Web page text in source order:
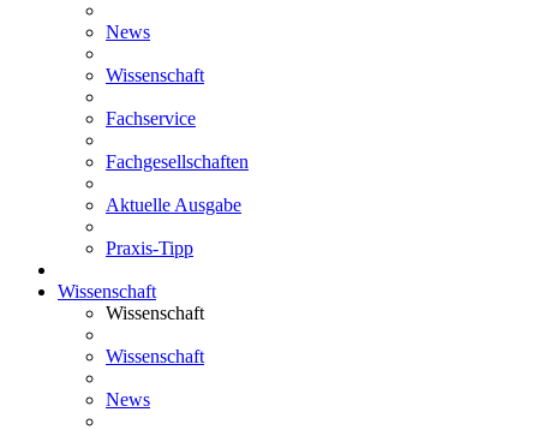
News
Wissenschaft
Fachservice
Fachgesellschaften
Aktuelle Ausgabe
Praxis-Tipp
Wissenschaft
Wissenschaft
Wissenschaft
News